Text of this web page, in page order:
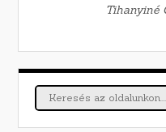
Tihanyiné